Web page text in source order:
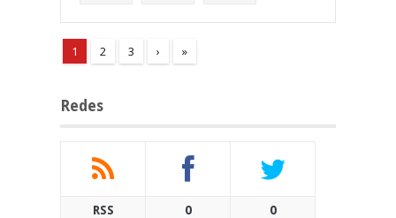
1 2 3 › »
Redes
RSS 0 0